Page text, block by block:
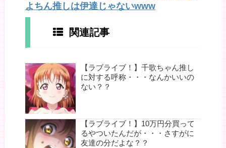
よちん推しは伊達じゃないwww
関連記事
【ラブライブ！】千歌ちゃん推し
に対する呼称・・・なんかいいの
ない？？
【ラブライブ！】10万円分買って
るやついたんだが・・・さすがに
友達の分だよな？？